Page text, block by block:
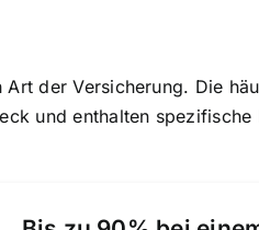
der Versicherung. Die
und enthalten